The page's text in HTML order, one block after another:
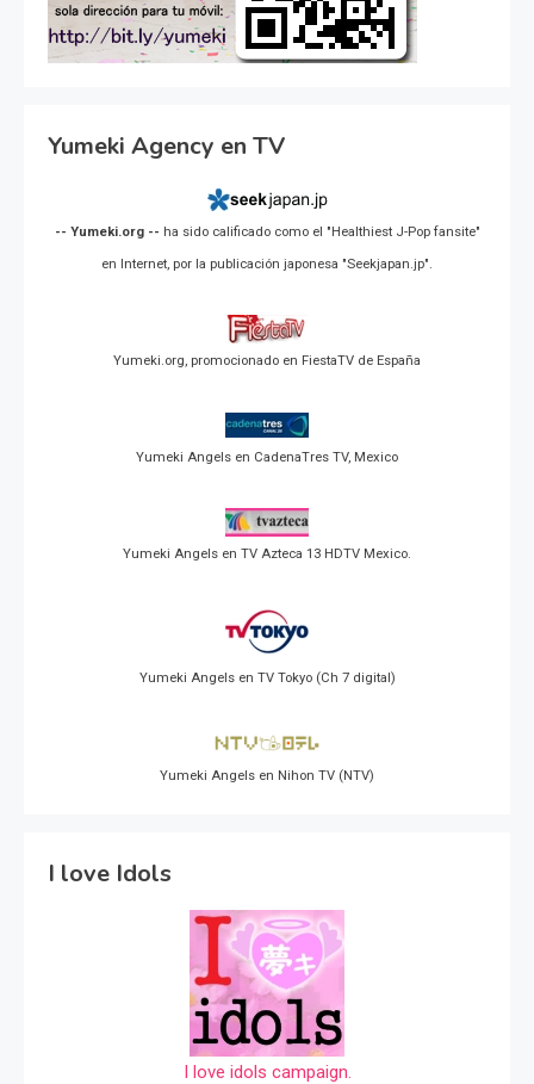
Yumeki Agency en TV
-- Yumeki.org -- ha sido calificado como el "Healthiest J-Pop fansite"
en Internet, por la publicación japonesa "Seekjapan.jp".
Yumeki.org, promocionado en FiestaTV de España
Yumeki Angels en CadenaTres TV, Mexico
Yumeki Angels en TV Azteca 13 HDTV Mexico.
Yumeki Angels en TV Tokyo (Ch 7 digital)
Yumeki Angels en Nihon TV (NTV)
I love Idols
I love idols campaign.